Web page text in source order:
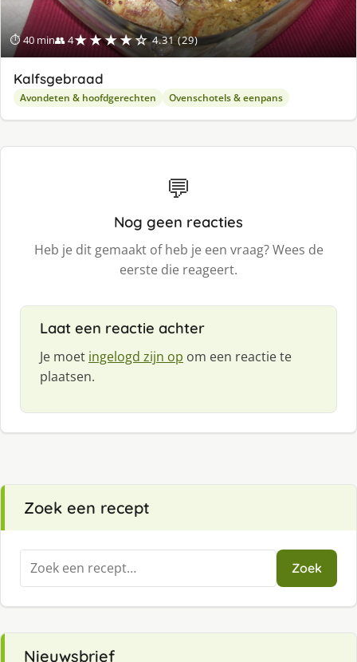
⏱ 40 min👥 4★★★★☆ 4.31 (29)
Kalfsgebraad
Avondeten & hoofdgerechten Ovenschotels & eenpans
💬
Nog geen reacties
Heb je dit gemaakt of heb je een vraag? Wees de
eerste die reageert.
Laat een reactie achter
Je moet ingelogd zijn op om een reactie te
plaatsen.
Zoek een recept
Zoeken
naar:
Zoek
Nieuwsbrief